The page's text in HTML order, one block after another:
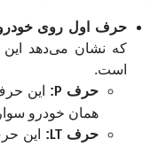
حرف اول روی
که نشان می‌دهد این
است.
حرف P
: این
همان خودرو
حرف LT
: این